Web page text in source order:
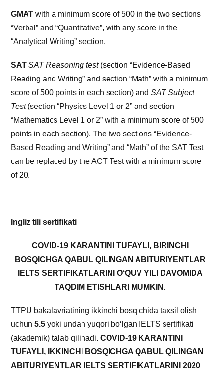
GMATwith a minimum score of 500 in the two sections
“Verbal” and “Quantitative”, with any score in the
“Analytical Writing” section.
SATSAT Reasoning test(section “Evidence-Based
Reading and Writing” and section “Math” with a minimum
score of 500 points in each section) andSAT Subject
Test(section “Physics Level 1 or 2” and section
“Mathematics Level 1 or 2” with a minimum score of 500
points in each section). The two sections “Evidence-
Based Reading and Writing” and “Math” of the SAT Test
can be replaced by the ACT Test with a minimum score
of 20.
Ingliz tili sertifikati
COVID-19 KARANTINI TUFAYLI, BIRINCHI
BOSQICHGA QABUL QILINGAN ABITURIYENTLAR
IELTS SERTIFIKATLARINI OʻQUV YILI DAVOMIDA
TAQDIM ETISHLARI MUMKIN.
TTPU bakalavriatining ikkinchi bosqichida taxsil olish
uchun5.5 yoki undan yuqori boʻlgan IELTS sertifikati
(akademik) talab qilinadi.COVID-19 KARANTINI
TUFAYLI, IKKINCHI BOSQICHGA QABUL QILINGAN
ABITURIYENTLAR IELTS SERTIFIKATLARINI 2020